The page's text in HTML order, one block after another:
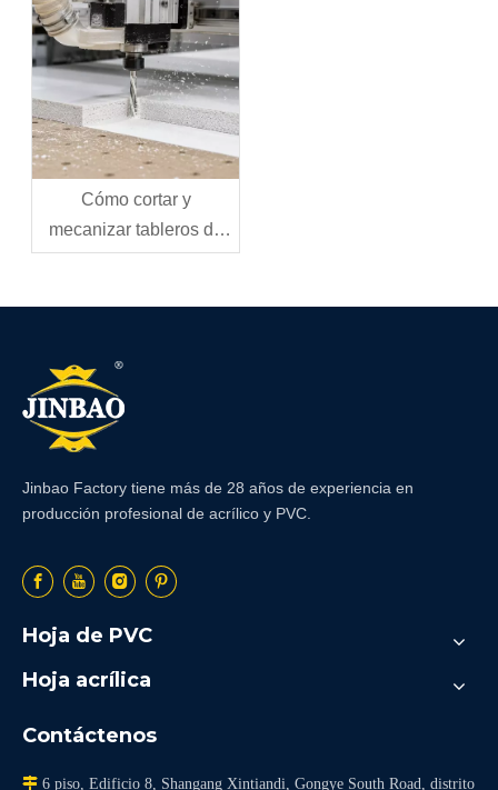
Cómo cortar y
mecanizar tableros de
espuma de PVC:
Jinbao Factory tiene más de 28 años de experiencia en
producción profesional de acrílico y PVC.
Hoja de PVC
Hoja acrílica
Contáctenos
 6 piso, Edificio 8, Shangang Xintiandi, Gongye South Road, distrito